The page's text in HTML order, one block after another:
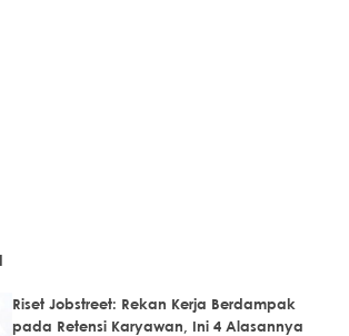
Riset Jobstreet: Rekan Kerja Berdampak
pada Retensi Karyawan, Ini 4 Alasannya